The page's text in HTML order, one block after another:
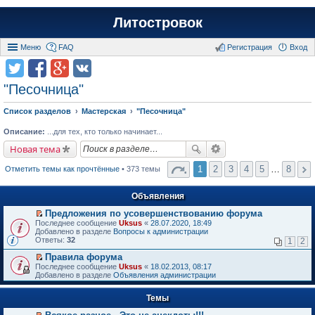
Литостровок
Меню FAQ Вход
Регистрация
"Песочница"
Список разделов Мастерская "Песочница"
Описание: ...для тех, кто только начинает...
Новая тема
Отметить темы как прочтённые• 373 темы 1 2 3 4 5 … 8
Объявления
П
е
р
й
т
и
к
п
в
Предложения по усовершенствованию форума
Последнее сообщение Uksus « 28.07.2020, 18:49
Добавлено в разделе Вопросы к администрации
Ответы: 32 1 2
П
е
р
е
т
Правила форума
Последнее сообщение Uksus « 18.02.2013, 08:17
Добавлено в разделе Объявления администрации
Темы